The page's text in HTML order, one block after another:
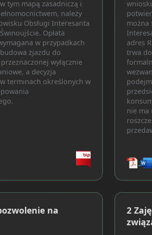
tym mapą zasadniczą i
należy
Obsługi Interesanta
Opłata
w przypadkach
zjazdu do
wyłącznie
a decyzja
terminach określonych w
można
adres
trwa
nie ma
na
2